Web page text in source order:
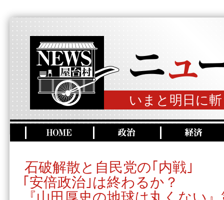
いまと明日に
石破解散と自民党の｢内戦｣
｢安倍政治｣は終わるか？